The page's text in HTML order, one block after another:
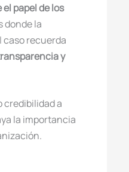
papel de los
donde la
caso recuerda
y
a
la importancia